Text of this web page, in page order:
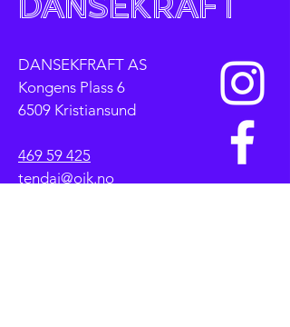
DANSEKFRAFT AS
Kongens Plass 6
6509 Kristiansund
469 59 425
tendai@oik.no